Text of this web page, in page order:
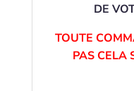
DE
TOUTE
PAS CELA